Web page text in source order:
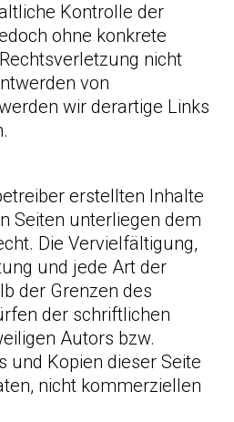
Kontrolle der
ohne konkrete
nicht
von
wir derartige Links
erstellten Inhalte
Seiten unterliegen dem
Die Vervielfältigung,
und jede Art der
der Grenzen des
der schriftlichen
Autors bzw.
und Kopien dieser Seite
nicht kommerziellen